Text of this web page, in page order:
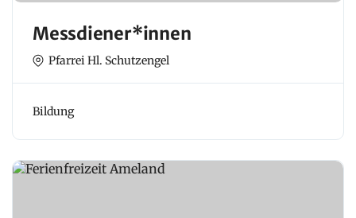
Messdiener*innen
Pfarrei Hl. Schutzengel
Bildung